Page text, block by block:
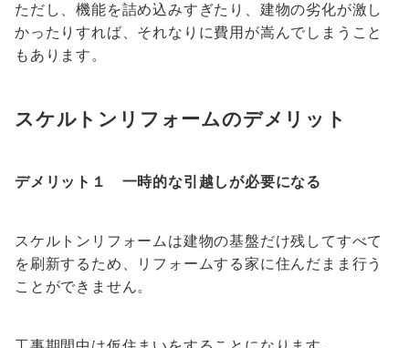
ただし、機能を詰め込みすぎたり、建物の劣化が激し
かったりすれば、それなりに費用が嵩んでしまうこと
もあります。
スケルトンリフォームのデメリット
デメリット１ 一時的な引越しが必要になる
スケルトンリフォームは建物の基盤だけ残してすべて
を刷新するため、リフォームする家に住んだまま行う
ことができません。